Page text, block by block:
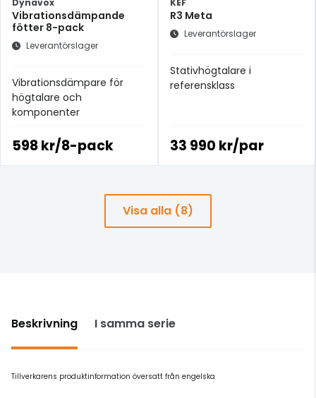
Vibrationsdämpande
fötter 8-pack
Leverantörslager
Vibrationsdämpare för
högtalare och
komponenter
598 kr/8-pack
R3 Meta
Leverantörslager
Stativhögtalare i
referensklass
33 990 kr/par
Visa alla (8)
Beskrivning I samma serie
Tillverkarens produktinformation översatt från engelska